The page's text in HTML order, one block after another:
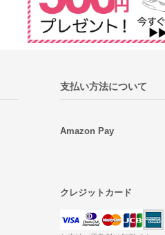
支払い方法について
Amazon Pay
クレジットカード